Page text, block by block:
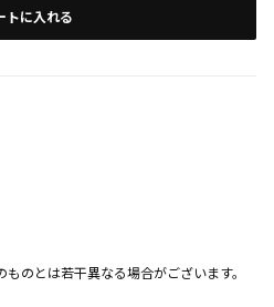
トに入れる
のとは若干異なる場合がございます。